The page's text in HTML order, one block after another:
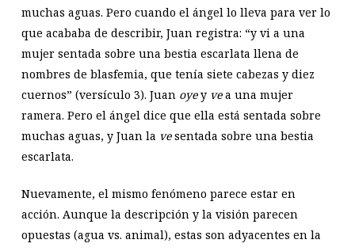
muchas aguas. Pero cuando el ángel lo lleva para ver lo
que acababa de describir, Juan registra: “y vi a una
mujer sentada sobre una bestia escarlata llena de
nombres de blasfemia, que tenía siete cabezas y diez
cuernos” (versículo 3). Juan oyey vea una mujer
ramera. Pero el ángel dice que ella está sentada sobre
muchas aguas, y Juan la vesentada sobre una bestia
escarlata.
Nuevamente, el mismo fenómeno parece estar en
acción. Aunque la descripción y la visión parecen
opuestas (agua vs. animal), estas son adyacentes en la